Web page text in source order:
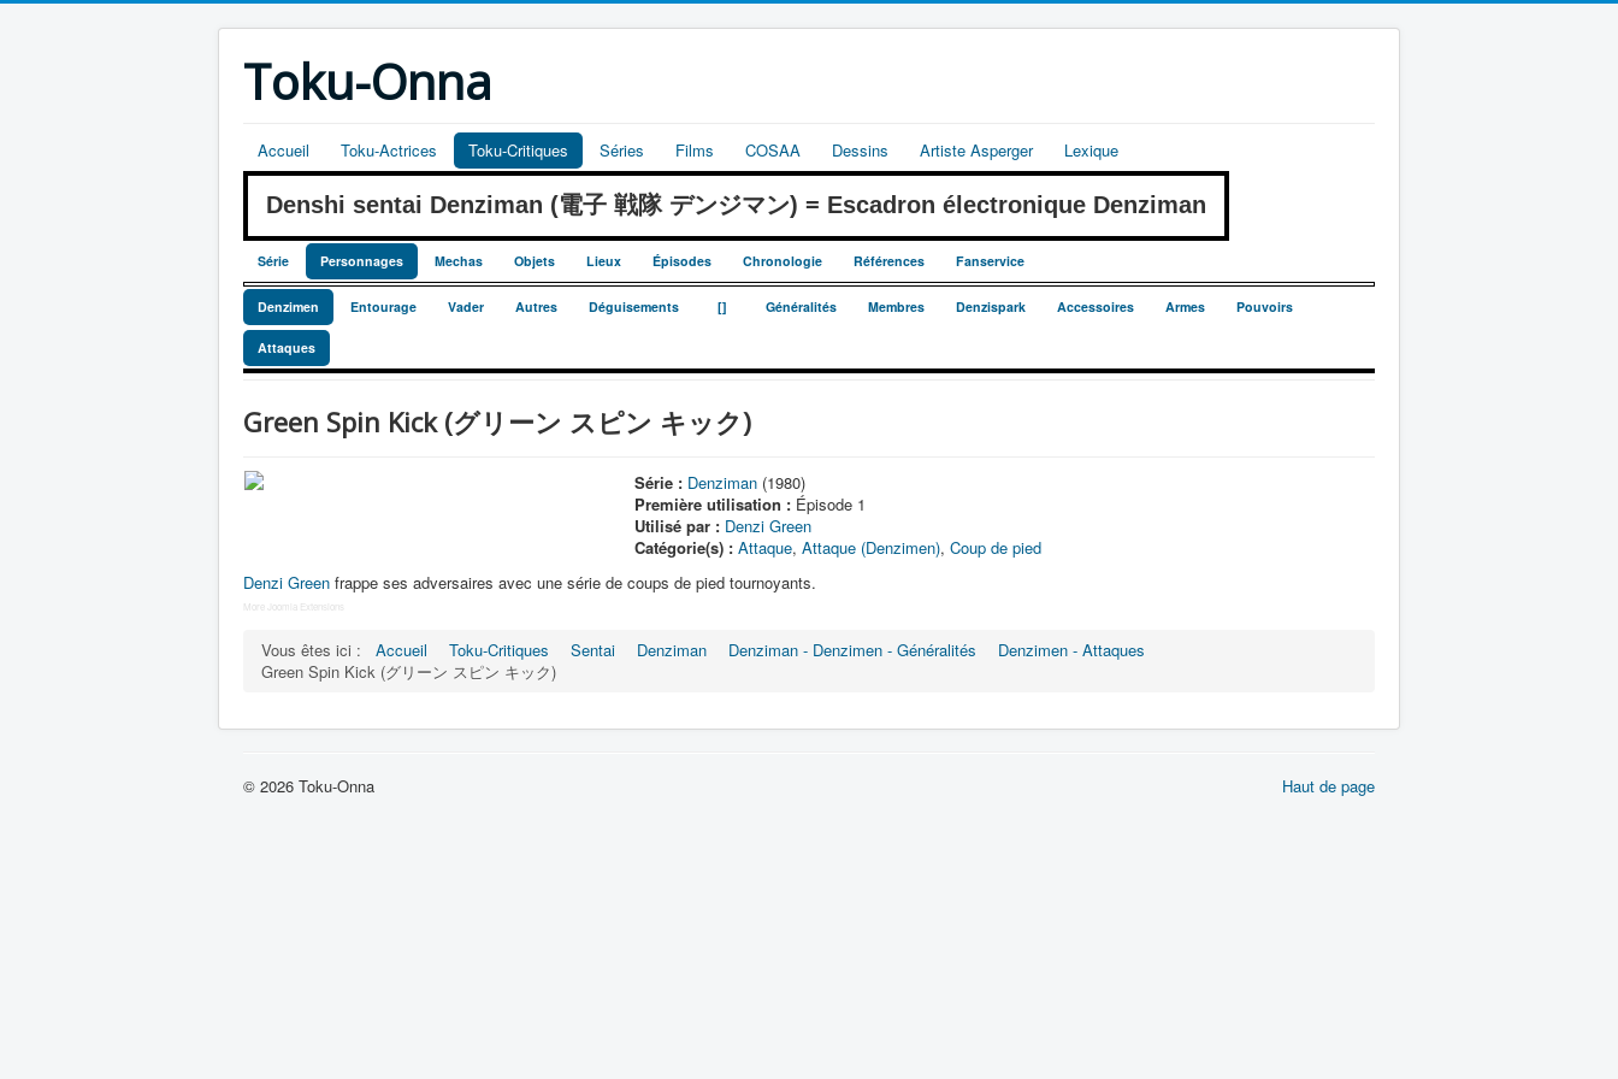
Toku-Onna
Accueil Toku-Actrices Toku-Critiques Séries Films COSAA Dessins Artiste Asperger Lexique
Denshi sentai Denziman (電子 戦隊 デンジマン) = Escadron électronique Denziman
Série Personnages Mechas Objets Lieux Épisodes Chronologie Références Fanservice
Denzimen Entourage Vader Autres Déguisements [] Généralités Membres Denzispark Accessoires Armes Pouvoirs
Attaques
Green Spin Kick (グリーン スピン キック)
Série : Denziman(1980)
Première utilisation :Épisode 1
Utilisé par : Denzi Green
Catégorie(s) : Attaque, Attaque (Denzimen), Coup de pied
Denzi Green frappe ses adversaires avec une série de coups de pied tournoyants.
More Joomla Extensions
Vous êtes ici : Accueil Toku-Critiques Sentai Denziman Denziman - Denzimen - Généralités
Denzimen - Attaques
Green Spin Kick (グリーン スピン キック)
Haut de page
© 2026 Toku-Onna